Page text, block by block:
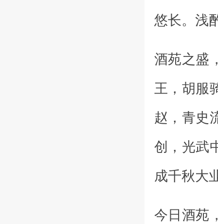
悠长。浅
酒苑之盛
王，胡服
赵，青史
创，光武
成千秋大
今日酒苑